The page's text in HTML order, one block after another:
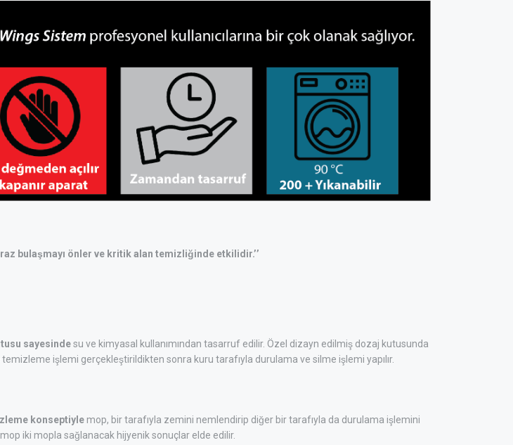
bulaşmayı önler ve kritik alan temizliğinde etkilidir.’’
sayesindesu ve kimyasal kullanımından tasarruf edilir. Özel dizayn edilmiş dozaj kutusunda
işlemi gerçekleştirildikten sonra kuru tarafıyla durulama ve silme işlemi yapılır.
konseptiylemop, bir tarafıyla zemini nemlendirip diğer bir tarafıyla da durulama işlemini
iki mopla sağlanacak hijyenik sonuçlar elde edilir.